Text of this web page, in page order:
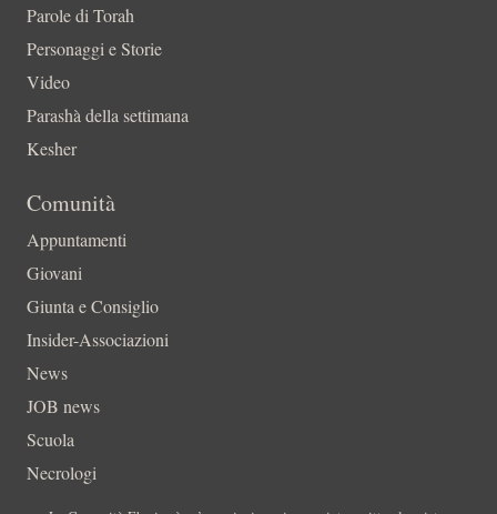
Parole di Torah
Personaggi e Storie
Video
Parashà della settimana
Kesher
Comunità
Appuntamenti
Giovani
Giunta e Consiglio
Insider-Associazioni
News
JOB news
Scuola
Necrologi